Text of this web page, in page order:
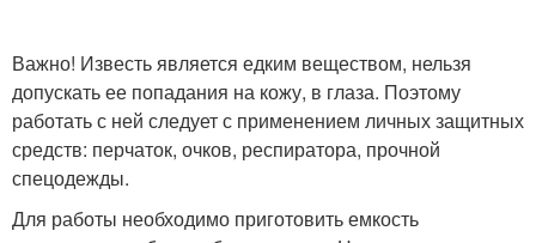
Важно! Известь является едким веществом, нельзя
допускать ее попадания на кожу, в глаза. Поэтому
работать с ней следует с применением личных защитных
средств: перчаток, очков, респиратора, прочной
спецодежды.
Для работы необходимо приготовить емкость